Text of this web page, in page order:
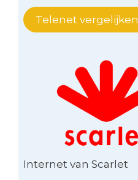
Telenet vergelijken
Internet van Scarlet